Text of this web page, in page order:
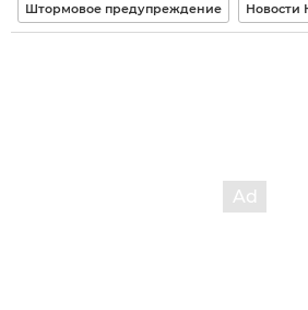
Штормовое предупреждение Новости